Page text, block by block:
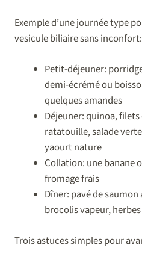
Exemple d’une journée type
vesicule biliaire sans inconfort:
Petit-déjeuner:
demi-écrémé ou
quelques amandes
Déjeuner: quinoa,
ratatouille, salade
yaourt nature
Collation: une banane
fromage frais
Dîner: pavé de
brocolis vapeur,
Trois astuces simples pour